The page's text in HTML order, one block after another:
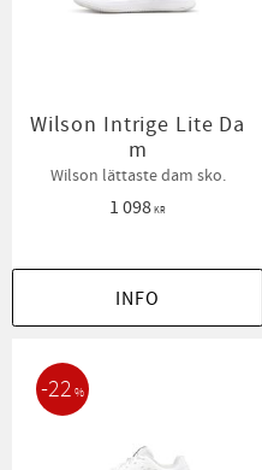
Wilson Intrige Lite Da
m
Wilson lättaste dam sko.
1 098KR
INFO
22 %